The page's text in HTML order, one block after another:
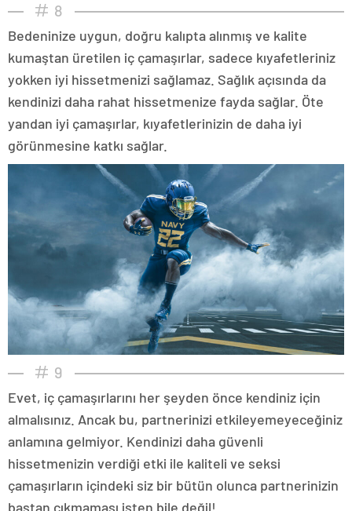
8
Bedeninize uygun, doğru kalıpta alınmış ve kalite
kumaştan üretilen iç çamaşırlar, sadece kıyafetleriniz
yokken iyi hissetmenizi sağlamaz. Sağlık açısında da
kendinizi daha rahat hissetmenize fayda sağlar. Öte
yandan iyi çamaşırlar, kıyafetlerinizin de daha iyi
görünmesine katkı sağlar.
9
Evet, iç çamaşırlarını her şeyden önce kendiniz için
almalısınız. Ancak bu, partnerinizi etkileyemeyeceğiniz
anlamına gelmiyor. Kendinizi daha güvenli
hissetmenizin verdiği etki ile kaliteli ve seksi
çamaşırların içindeki siz bir bütün olunca partnerinizin
baştan çıkmaması işten bile değil!